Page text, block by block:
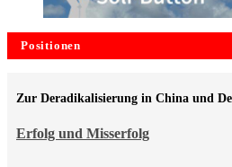
Positionen
Erfolg und Misserfolg
Zur Deradikalisierung in China und